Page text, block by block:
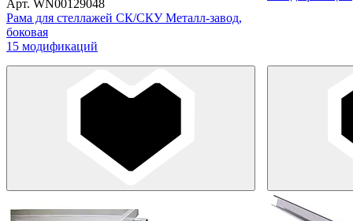
Арт. WN00129048
Рама для стеллажей СК/СКУ Металл-завод,
боковая
15 модификаций